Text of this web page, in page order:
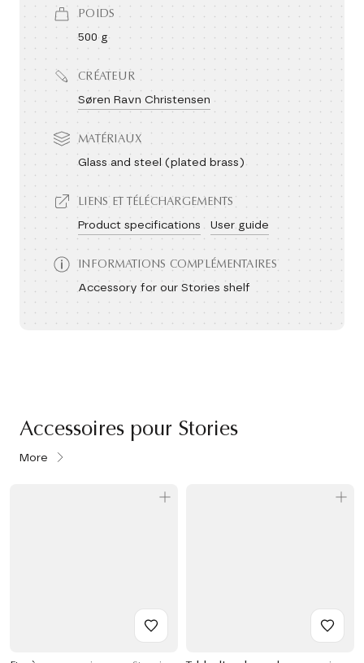
POIDS
500 g
CRÉATEUR
Søren Ravn Christensen
MATÉRIAUX
Glass and steel (plated brass)
LIENS ET TÉLÉCHARGEMENTS
Product specifications
User guide
INFORMATIONS COMPLÉMENTAIRES
Accessory for our Stories shelf
Accessoires pour Stories
More